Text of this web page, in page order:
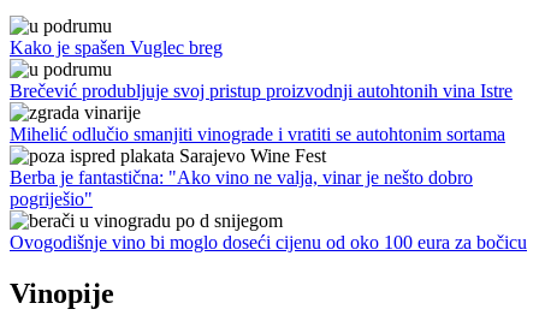
Kako je spašen Vuglec breg
Brečević produbljuje svoj pristup proizvodnji autohtonih vina Istre
Mihelić odlučio smanjiti vinograde i vratiti se autohtonim sortama
Berba je fantastična: "Ako vino ne valja, vinar je nešto dobro
pogriješio"
Ovogodišnje vino bi moglo doseći cijenu od oko 100 eura za bočicu
Vinopije